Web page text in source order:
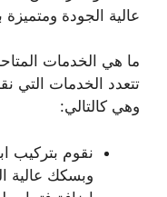
عالية الجودة ومتميزة
ما هي الخدمات
تتعدد الخدمات التي
وهي كالتالي:
نقوم بتركيب
وبسكك عالية